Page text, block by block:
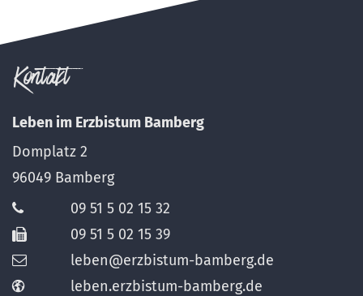
Kontakt
Leben im Erzbistum Bamberg
Domplatz 2
96049 Bamberg
09 51 5 02 15 32
09 51 5 02 15 39
leben@erzbistum-bamberg.de
leben.erzbistum-bamberg.de